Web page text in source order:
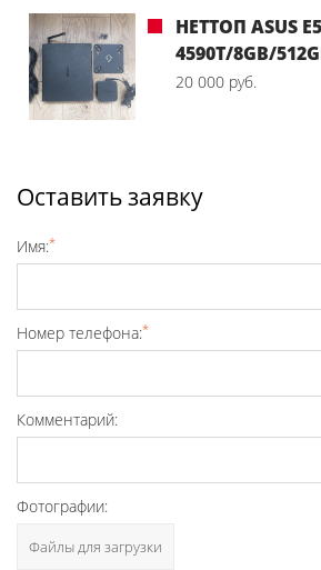
НЕТТОП ASUS
4590T/8GB/
20 000 руб.
Оставить заявку
Имя:*
Номер телефона:*
Комментарий:
Фотографии:
Файлы для загрузки